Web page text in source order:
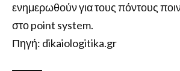
ενημερωθούν για τους πόντους
στο point system.
Πηγή: dikaiologitika.gr